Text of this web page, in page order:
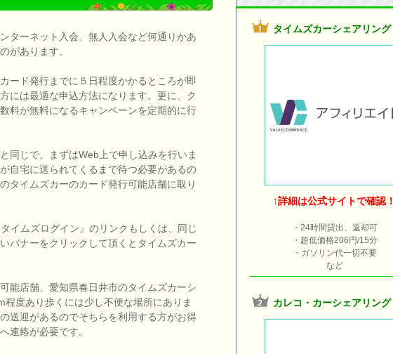
ターネット入会、無人入会など何通りかあ
があります。
ード発行までに５日程度かかるところが即
には最適な申込方法になります。更に、ク
料が無料になるキャンペーンを定期的に行
同じで、まずはWeb上で申し込みを行いま
自宅に送られてくるまで待つ必要があるの
タイムズカーのカード発行可能店舗に取り
イムズログイン』のリンクもしくは、同じ
バナーをクリックして頂くとタイムズカー
能店舗、愛知県春日井市のタイムズカーシ
度あり歩くには少し不便な場所にありま
送迎があるのでそちらを利用する方がお得
連絡が必要です。
タイムズカーシェアリング
↑詳細は公式サイトで確認！
・24時間貸出、返却可
・超低価格206円/15分
・ガソリン代一切不要
など
カレコ・カーシェアリング